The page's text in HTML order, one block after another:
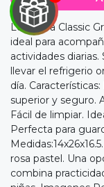
correo y
por
premios
Lonchera Classic
ideal para
actividades
llevar el refrigerio
día.
superior y seguro.
Fácil de limpiar.
Perfecta para
rosa pastel. Una
combina